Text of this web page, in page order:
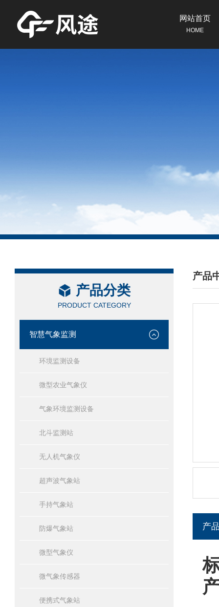
网站首页
HOME
产品分类
PRODUCT CATEGORY
智慧气象监测
环境监测设备
微型农业气象仪
气象环境监测设备
北斗监测站
无人机气象仪
超声波气象站
手持气象站
防爆气象站
微型气象仪
微气象传感器
便携式气象站
产品
/
产